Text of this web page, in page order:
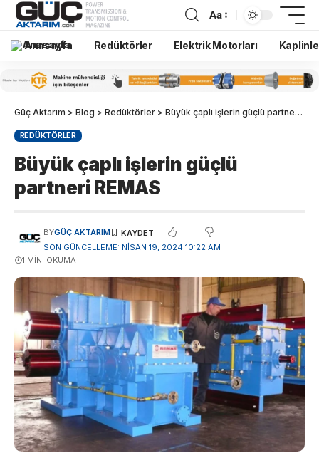
Aa
Anasayfa Redüktörler Elektrik Motorları
Güç Aktarım > Blog > Redüktörler > Büyük çaplı işlerin güçlü partneri REMAS
REDÜKTÖRLER
Büyük çaplı işlerin güçlü
partneri REMAS
SON GÜNCELLEME: NISAN 19, 2024 10:22 AM
BYGÜÇ AKTARIM
1 MIN. OKUMA